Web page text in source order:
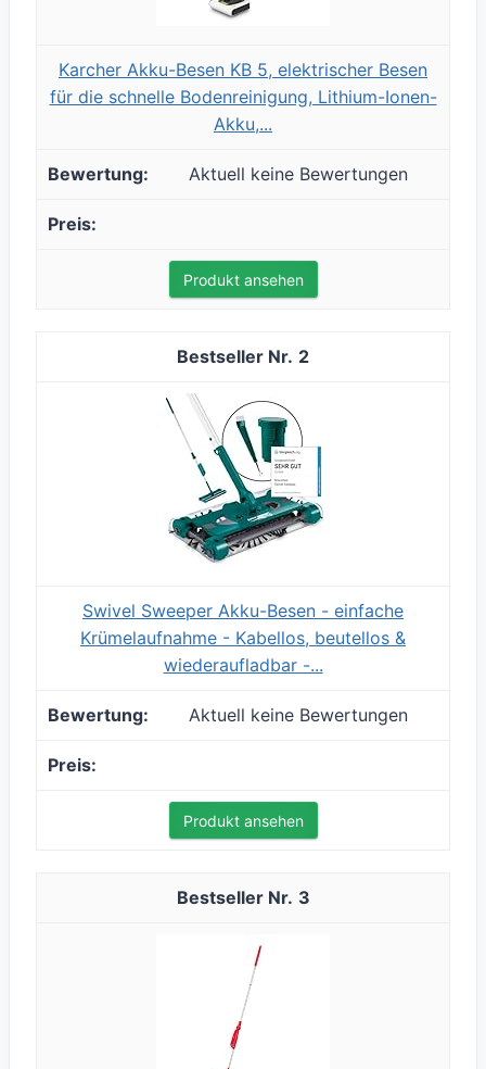
Karcher Akku-Besen KB 5, elektrischer Besen
für die schnelle Bodenreinigung, Lithium-Ionen-
Akku,...
Aktuell keine Bewertungen
Produkt ansehen
2
Swivel Sweeper Akku-Besen - einfache
Krümelaufnahme - Kabellos, beutellos &
wiederaufladbar -...
Aktuell keine Bewertungen
Produkt ansehen
3